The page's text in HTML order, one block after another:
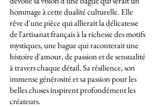
hommage à cette dualité culturelle. Elle
rêve d'une pièce qui allierait la délicatesse
de l'artisanat français à la richesse des motifs
mystiques, une bague qui raconterait une
histoire d'amour, de passion et de sensualité
à travers chaque détail. Sa résilience, son
immense générosité et sa passion pour les
belles choses inspirent profondément les
créateurs.